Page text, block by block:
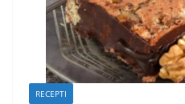
RECEPTI